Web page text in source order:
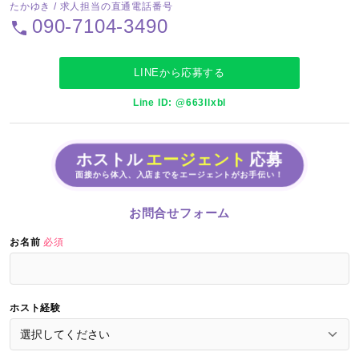
たかゆき / 求人担当の直通電話番号
090-7104-3490
LINEから応募する
Line ID: @663llxbl
ホストル エージェント 応募
面接から体入、入店までをエージェントがお手伝い！
お問合せフォーム
お名前 必須
ホスト経験